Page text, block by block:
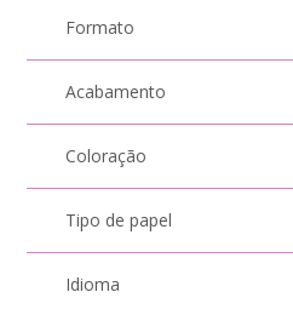
Formato
Acabamento
Coloração
Tipo de papel
Idioma